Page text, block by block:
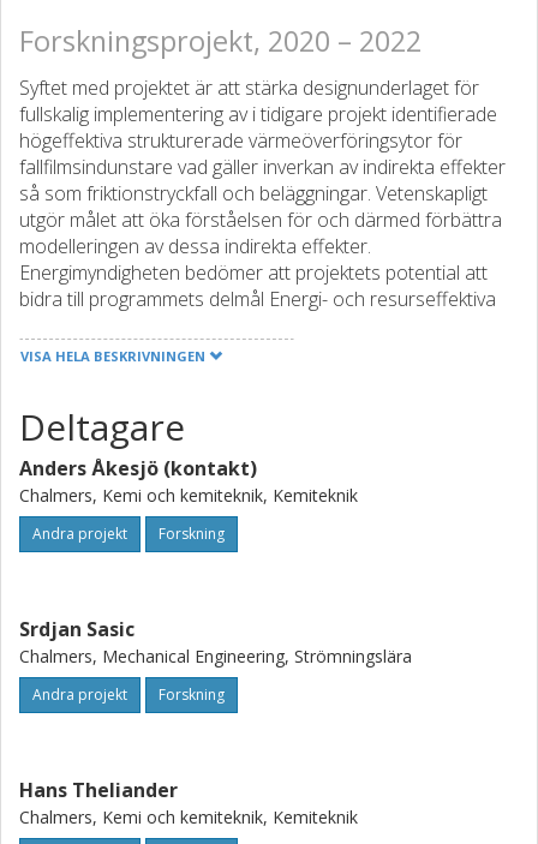
Forskningsprojekt, 2020 – 2022
Syftet med projektet är att stärka designunderlaget för
fullskalig implementering av i tidigare projekt identifierade
högeffektiva strukturerade värmeöverföringsytor för
fallfilmsindunstare vad gäller inverkan av indirekta effekter
så som friktionstryckfall och beläggningar. Vetenskapligt
utgör målet att öka förståelsen för och därmed förbättra
modelleringen av dessa indirekta effekter.
Energimyndigheten bedömer att projektets potential att
bidra till programmets delmål Energi- och resurseffektiva
innehåller både framtagande av nya materialytor och
VISA HELA BESKRIVNINGEN
Deltagare
Anders Åkesjö (kontakt)
Chalmers, Kemi och kemiteknik, Kemiteknik
Andra projekt Forskning
Srdjan Sasic
Chalmers, Mechanical Engineering, Strömningslära
Andra projekt Forskning
Hans Theliander
Chalmers, Kemi och kemiteknik, Kemiteknik